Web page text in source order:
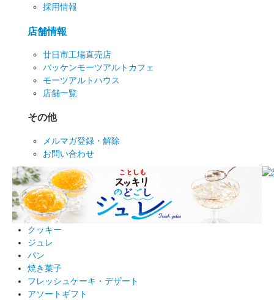
採用情報
店舗情報
廿日市工場直売店
バッケンモーツアルトカフェ
モーツアルトハウス
店舗一覧
その他
メルマガ登録・解除
お問い合わせ
クッキー
ジュレ
パン
焼き菓子
フレッシュケーキ・デザート
アソートギフト